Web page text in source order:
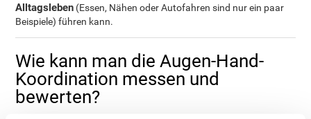
Alltagsleben (Essen, Nähen oder Autofahren sind nur ein paar
Beispiele) führen kann.
Wie kann man die Augen-Hand-
Koordination messen und
bewerten?